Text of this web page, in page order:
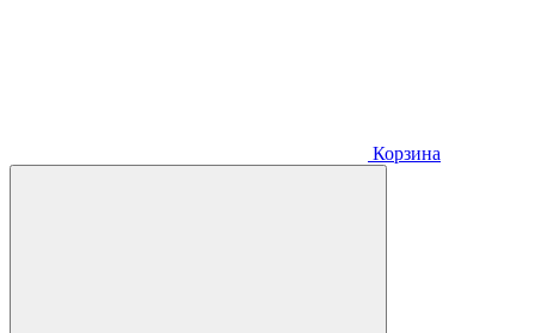
Корзина